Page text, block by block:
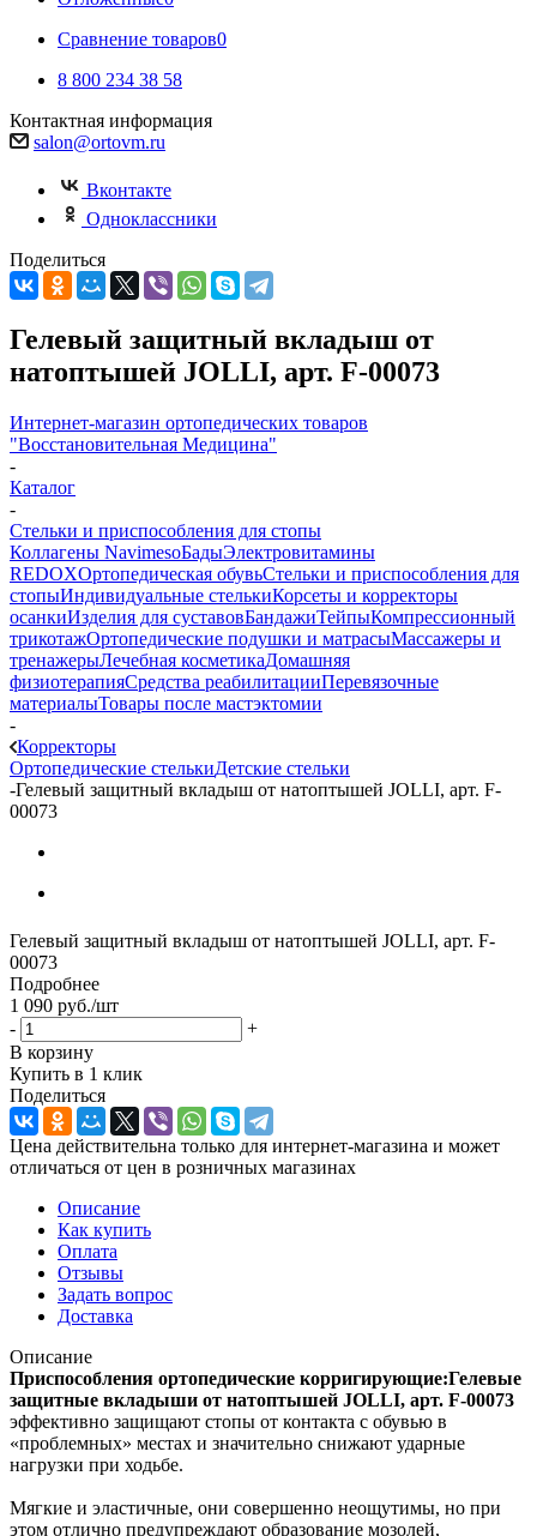
Сравнение товаров0
8 800 234 38 58
Контактная информация
salon@ortovm.ru
Вконтакте
Одноклассники
Поделиться
Гелевый защитный вкладыш от
натоптышей JOLLI, арт. F-00073
Интернет-магазин ортопедических товаров
"Восстановительная Медицина"
-
Каталог
-
Стельки и приспособления для стопы
Коллагены NavimesoБадыЭлектровитамины
REDOXОртопедическая обувьСтельки и приспособления для
стопыИндивидуальные стелькиКорсеты и корректоры
осанкиИзделия для суставовБандажиТейпыКомпрессионный
трикотажОртопедические подушки и матрасыМассажеры и
тренажерыЛечебная косметикаДомашняя
физиотерапияСредства реабилитацииПеревязочные
материалыТовары после мастэктомии
-
Корректоры
Ортопедические стелькиДетские стельки
-Гелевый защитный вкладыш от натоптышей JOLLI, арт. F-
00073
Гелевый защитный вкладыш от натоптышей JOLLI, арт. F-
00073
Подробнее
1 090 руб./шт
-
+
В корзину
Купить в 1 клик
Поделиться
Цена действительна только для интернет-магазина и может
отличаться от цен в розничных магазинах
Описание
Как купить
Оплата
Отзывы
Задать вопрос
Доставка
Описание
Приспособления ортопедические корригирующие:Гелевые
защитные вкладыши от натоптышей JOLLI, арт. F-00073
эффективно защищают стопы от контакта с обувью в
«проблемных» местах и значительно снижают ударные
нагрузки при ходьбе.
Мягкие и эластичные, они совершенно неощутимы, но при
этом отлично предупреждают образование мозолей,